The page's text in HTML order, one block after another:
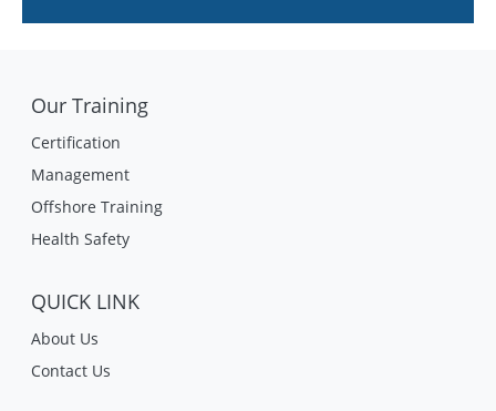
Our Training
Certification
Management
Offshore Training
Health Safety
QUICK LINK
About Us
Contact Us